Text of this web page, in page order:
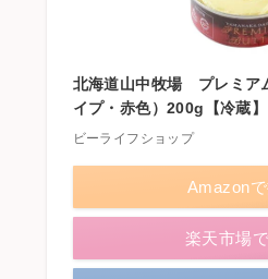
北海道山中牧場 プレミア
イプ・赤色）200g【冷蔵】
ビーライフショップ
Amazon
楽天市場